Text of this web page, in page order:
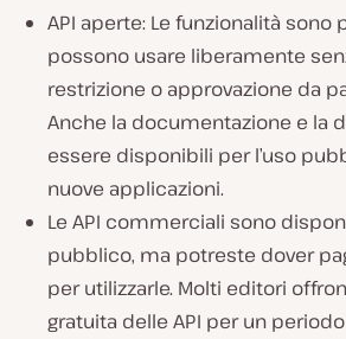
API aperte: Le funzionalità sono
possono usare liberamente
restrizione o approvazione da
Anche la documentazione e la
essere disponibili per l’uso
nuove applicazioni.
Le API commerciali sono
pubblico, ma potreste dover
per utilizzarle. Molti editori
gratuita delle API per un